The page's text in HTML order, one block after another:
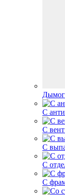
С
С
С
С
С